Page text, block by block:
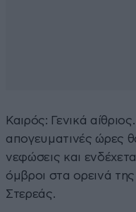
Καιρός: Γενικά
απογευματινές ώρες
νεφώσεις και
όμβροι στα ορεινά
Στερεάς.